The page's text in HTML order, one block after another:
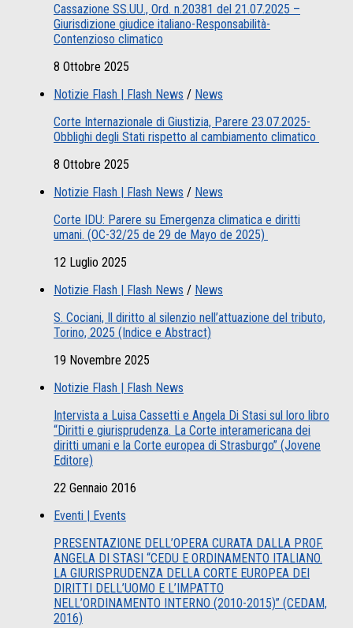
Cassazione SS.UU., Ord. n.20381 del 21.07.2025 –
Giurisdizione giudice italiano-Responsabilità-
Contenzioso climatico
8 Ottobre 2025
Notizie Flash | Flash News / News
Corte Internazionale di Giustizia, Parere 23.07.2025-
Obblighi degli Stati rispetto al cambiamento climatico
8 Ottobre 2025
Notizie Flash | Flash News / News
Corte IDU: Parere su Emergenza climatica e diritti
umani. (OC-32/25 de 29 de Mayo de 2025)
12 Luglio 2025
Notizie Flash | Flash News / News
S. Cociani, Il diritto al silenzio nell’attuazione del tributo,
Torino, 2025 (Indice e Abstract)
19 Novembre 2025
Notizie Flash | Flash News
Intervista a Luisa Cassetti e Angela Di Stasi sul loro libro
“Diritti e giurisprudenza. La Corte interamericana dei
diritti umani e la Corte europea di Strasburgo” (Jovene
Editore)
22 Gennaio 2016
Eventi | Events
PRESENTAZIONE DELL’OPERA CURATA DALLA PROF.
ANGELA DI STASI “CEDU E ORDINAMENTO ITALIANO.
LA GIURISPRUDENZA DELLA CORTE EUROPEA DEI
DIRITTI DELL’UOMO E L’IMPATTO
NELL’ORDINAMENTO INTERNO (2010-2015)” (CEDAM,
2016)